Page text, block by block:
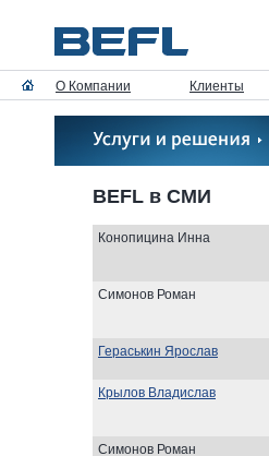
О Компании Клиенты
BEFL в СМИ
Конопицина Инна
Симонов Роман
Гераськин Ярослав
Крылов Владислав
Симонов Роман